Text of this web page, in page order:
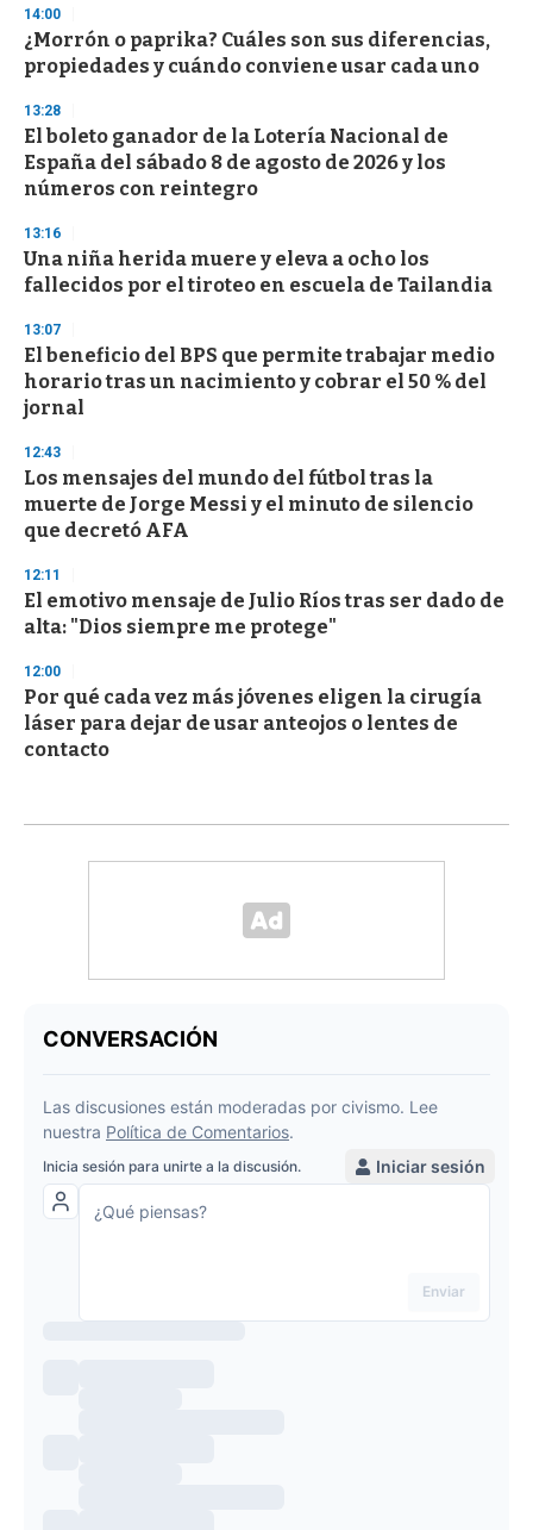
s
e
c
o
d
s
14:00
¿Morrón o paprika? Cuáles son sus diferencias,
propiedades y cuándo conviene usar cada uno
13:28
El boleto ganador de la Lotería Nacional de
España del sábado 8 de agosto de 2026 y los
números con reintegro
13:16
Una niña herida muere y eleva a ocho los
fallecidos por el tiroteo en escuela de Tailandia
13:07
El beneficio del BPS que permite trabajar medio
horario tras un nacimiento y cobrar el 50 % del
jornal
12:43
Los mensajes del mundo del fútbol tras la
muerte de Jorge Messi y el minuto de silencio
que decretó AFA
12:11
El emotivo mensaje de Julio Ríos tras ser dado de
alta: "Dios siempre me protege"
12:00
Por qué cada vez más jóvenes eligen la cirugía
láser para dejar de usar anteojos o lentes de
contacto